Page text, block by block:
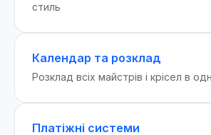
стиль
Календар та розклад
Розклад всіх майстрів і крісел в
Платіжні системи